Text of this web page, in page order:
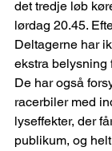
det tredje løb
lørdag 20.45.
Deltagerne har
ekstra belysning
De har også
racerbiler med
lyseffekter, der
publikum, og